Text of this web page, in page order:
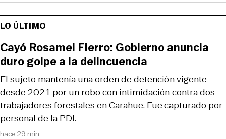
LO ÚLTIMO
hace 29 min
El sujeto mantenía una orden de detención vigente
desde 2021 por un robo con intimidación contra dos
trabajadores forestales en Carahue. Fue capturado por
personal de la PDI.
Cayó Rosamel Fierro: Gobierno anuncia
duro golpe a la delincuencia